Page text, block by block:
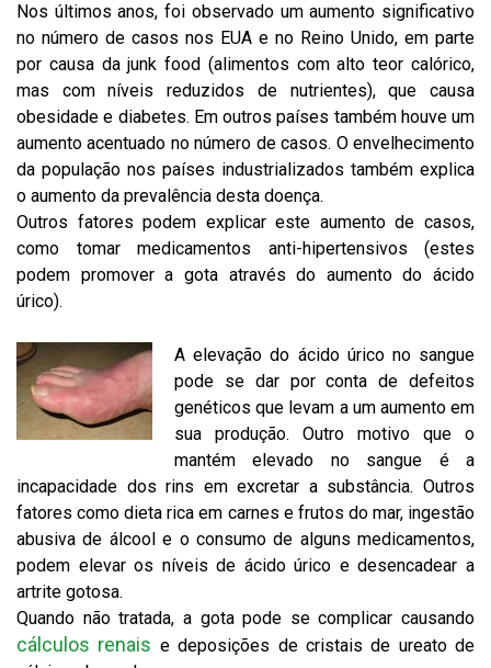
Nos últimos anos, foi observado um aumento significativo
no número de casos nos EUA e no Reino Unido, em parte
por causa da junk food (alimentos com alto teor calórico,
mas com níveis reduzidos de nutrientes), que causa
obesidade e diabetes. Em outros países também houve um
aumento acentuado no número de casos. O envelhecimento
da população nos países industrializados também explica
o aumento da prevalência desta doença.
Outros fatores podem explicar este aumento de casos,
como tomar medicamentos anti-hipertensivos (estes
podem promover a gota através do aumento do ácido
úrico).
A elevação do ácido úrico no sangue
pode se dar por conta de defeitos
genéticos que levam a um aumento em
sua produção. Outro motivo que o
mantém elevado no sangue é a
incapacidade dos rins em excretar a substância. Outros
fatores como dieta rica em carnes e frutos do mar, ingestão
abusiva de álcool e o consumo de alguns medicamentos,
podem elevar os níveis de ácido úrico e desencadear a
artrite gotosa.
Quando não tratada, a gota pode se complicar causando
cálculos renais e deposições de cristais de ureato de